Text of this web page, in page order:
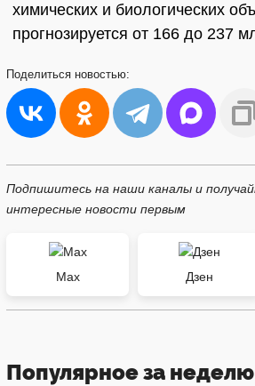
химических и биологических
прогнозируется от 166 до 237
Поделиться новостью:
Подпишитесь на наши каналы и
интересные новости первым
Max Дзен
Популярное за неделю